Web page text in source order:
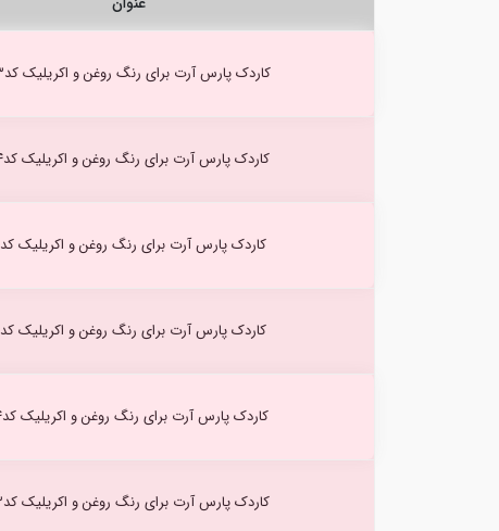
کاردک پارس آرت برای رنگ روغن و اکریلیک کد۲۳
کاردک پارس آرت برای رنگ روغن و اکریلیک کد۲۴
کاردک پارس آرت برای رنگ روغن و اکریلیک کد۶
کاردک پارس آرت برای رنگ روغن و اکریلیک کد۲
کاردک پارس آرت برای رنگ روغن و اکریلیک کد۱۴
کاردک پارس آرت برای رنگ روغن و اکریلیک کد۱۳